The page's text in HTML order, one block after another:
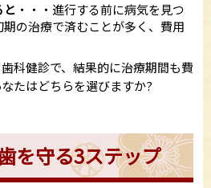
と ・・・進行する前に病気を見つ
の治療で済むことが多く、費用
科健診で、結果的に治療期間も費
たはどちらを選びますか?
を守る3ステップ